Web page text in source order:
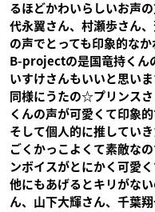
るほどかわいらしいお声
代永翼さん、村瀬歩さん
の声でとっても印象的な
B-projectの是国竜持くん
いすけさんもいいと思いま
同様にうたの☆プリンス
くんの声が可愛くて印象
そして個人的に推してい
ごくかっこよくて素敵な
ンボイスがとにかく可愛
他にもあげるとキリがな
ん、山下大輝さん、千葉